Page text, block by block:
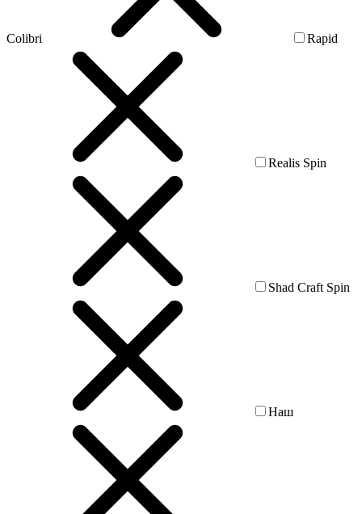
Colibri Rapid
Realis Spin
Shad Craft Spin
Наш